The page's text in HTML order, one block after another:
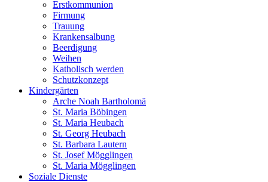
Erstkommunion
Firmung
Trauung
Krankensalbung
Beerdigung
Weihen
Katholisch werden
Schutzkonzept
Kindergärten
Arche Noah Bartholomä
St. Maria Böbingen
St. Maria Heubach
St. Georg Heubach
St. Barbara Lautern
St. Josef Mögglingen
St. Maria Mögglingen
Soziale Dienste